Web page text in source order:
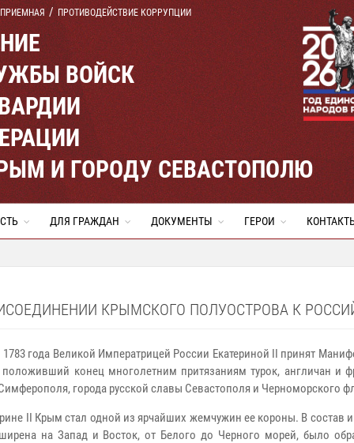
ПРОТИВОДЕЙСТВИЕ КОРРУПЦИИ
ВОЙСК
И ГОРОДУ СЕВАСТОПОЛЮ
ДЛЯ ГРАЖДАН ДОКУМЕНТЫ ГЕРОИ
КРЫМСКОГО ПОЛУОСТРОВА К
1783 года Великой Императрицей России Екатериной II принят
конец многолетним притязаниям турок, англичан
города русской славы Севастополя и Черноморского
II Крым стал одной из ярчайших жемчужин ее короны. В состав
на Запад и Восток, от Белого до Черного морей, было